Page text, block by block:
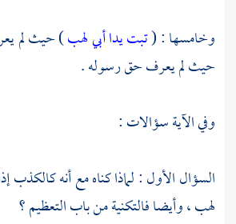
وخامسها : (تبت يدا أبي لهب) حيث لم
حيث لم يعرف حق رسوله .
وفي الآية سؤالات :
السؤال الأول : لماذا كناه مع أنه كالكذب
لهب ، وأيضا فالتكنية من باب التعظيم ؟